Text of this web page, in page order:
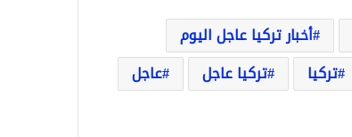
أخبار تركيا عاجل اليوم
تركيا تركيا عاجل
عاجل